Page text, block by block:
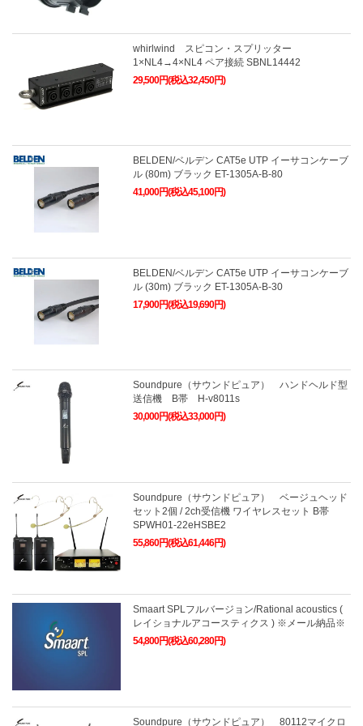
whirlwind スピコン・スプリッター
1×NL4→4×NL4 ペア接続 SBNL14442
29,500円(税込32,450円)
BELDEN/ベルデン CAT5e UTP イーサコンケーブ
ル (80m) ブラック ET-1305A-B-80
41,000円(税込45,100円)
BELDEN/ベルデン CAT5e UTP イーサコンケーブ
ル (30m) ブラック ET-1305A-B-30
17,900円(税込19,690円)
Soundpure（サウンドピュア） ハンドヘルド型
送信機 B帯 H-v8011s
30,000円(税込33,000円)
Soundpure（サウンドピュア） ベージュヘッド
セット2個 / 2ch受信機 ワイヤレスセット B帯
SPWH01-22eHSBE2
55,860円(税込61,446円)
Smaart SPLフルバージョン/Rational acoustics (
レイショナルアコースティクス ) ※メール納品※
54,800円(税込60,280円)
Soundpure（サウンドピュア） 80112マイクロ